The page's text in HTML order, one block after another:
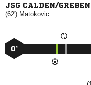
JSG CALDEN/
(62') 
0’